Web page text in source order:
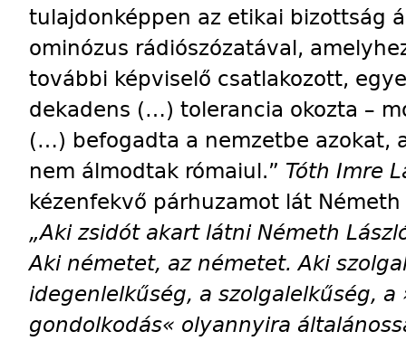
tulajdonképpen az etikai bizottság
ominózus rádiószózatával,
további képviselő csatlakozott,
dekadens (…) tolerancia okozta –
(…) befogadta a nemzetbe azokat,
nem álmodtak rómaiul.” Tóth Imre
kézenfekvő párhuzamot lát
„Aki zsidót akart látni Németh
Aki németet, az németet. Aki
idegenlelkűség, a szolgalelkűség,
gondolkodás« olyannyira